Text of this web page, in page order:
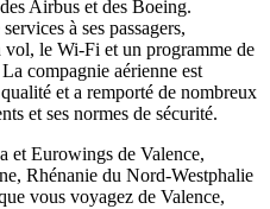
Airbus et des Boeing.
à ses passagers,
vol, le Wi-Fi et un programme de
compagnie aérienne est
et a remporté de nombreux
et ses normes de sécurité.
et Eurowings de Valence,
Rhénanie du Nord-Westphalie
vous voyagez de Valence,